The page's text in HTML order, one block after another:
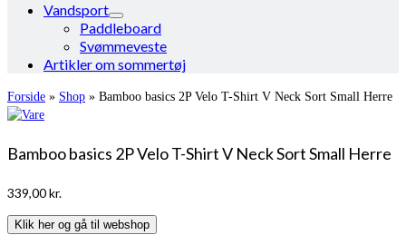
Vandsport
Paddleboard
Svømmeveste
Artikler om sommertøj
Forside » Shop » Bamboo basics 2P Velo T-Shirt V Neck Sort Small Herre
Bamboo basics 2P Velo T-Shirt V Neck Sort Small Herre
339,00kr.
Klik her og gå til webshop